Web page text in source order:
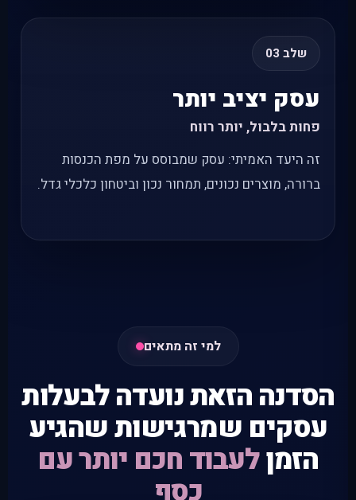
שלב 03
עסק יציב יותר
פחות בלבול, יותר רווח
זה היעד האמיתי: עסק שמבוסס על מפת הכנסות
ברורה, מוצרים נכונים, תמחור נכון וביטחון כלכלי גדל.
למי זה מתאים
הסדנה הזאת נועדה לבעלות
עסקים שמרגישות שהגיע
הזמןלעבוד חכם יותר עם